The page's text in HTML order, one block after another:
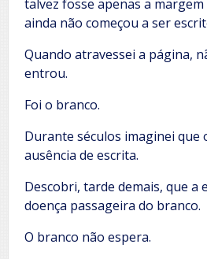
talvez fosse apenas a
ainda não começou a ser
Quando atravessei a página,
entrou.
Foi o branco.
Durante séculos imaginei que
ausência de escrita.
Descobri, tarde demais, que a
doença passageira do branco.
O branco não espera.